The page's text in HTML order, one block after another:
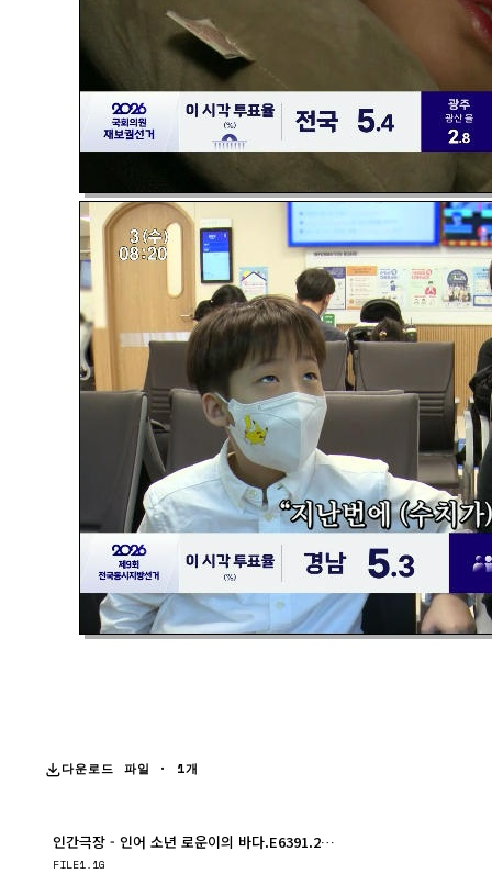
다운로드 파일 · 1개
인간극장 - 인어 소년 로운이의 바다.E6391.260603.1080p.WANNA.mp4
FILE1.1G